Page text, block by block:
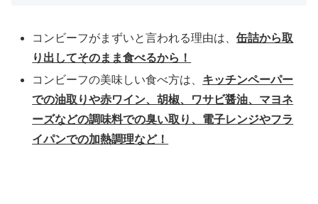
コンビーフがまずいと言われる理由は、缶詰から取
り出してそのまま食べるから！
コンビーフの美味しい食べ方は、 キッチンペーパー
での油取りや赤ワイン、胡椒、ワサビ醤油、マヨネ
ーズなどの調味料での臭い取り、電子レンジやフラ
イパンでの加熱調理など！